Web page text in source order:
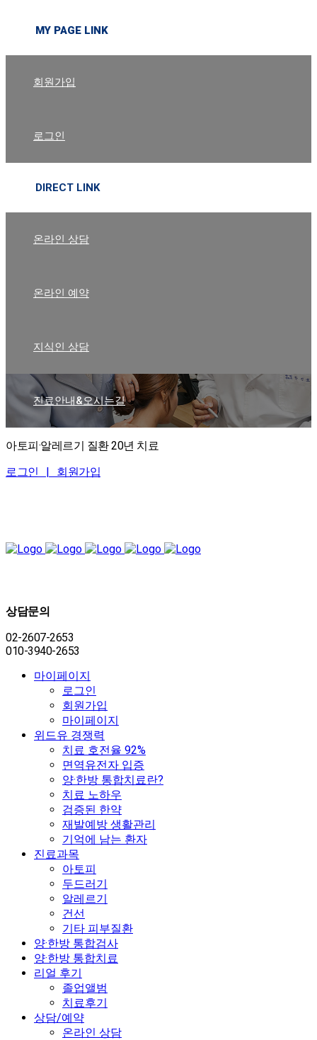
MY PAGE LINK
회원가입
로그인
DIRECT LINK
온라인 상담
온라인 예약
지식인 상담
진료안내&오시는길
아토피·알레르기 질환 20년 치료
로그인 | 회원가입
상담문의
02-2607-2653
010-3940-2653
마이페이지
로그인
회원가입
마이페이지
위드유 경쟁력
치료 호전율 92%
면역유전자 입증
양·한방 통합치료란?
치료 노하우
검증된 한약
재발예방 생활관리
기억에 남는 환자
진료과목
아토피
두드러기
알레르기
건선
기타 피부질환
양·한방 통합검사
양·한방 통합치료
리얼 후기
졸업앨범
치료후기
상담/예약
온라인 상담